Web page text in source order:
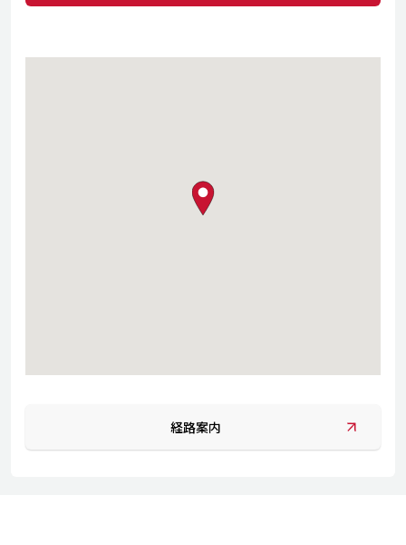
map pin
経路案内